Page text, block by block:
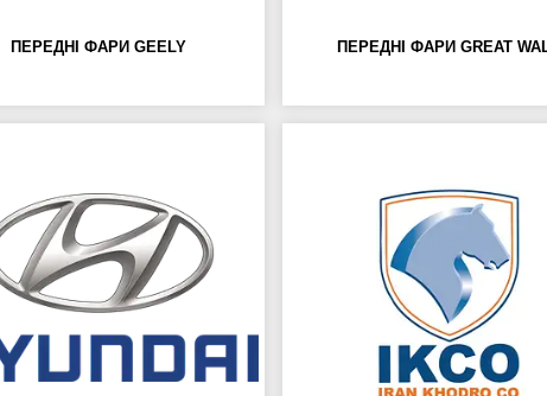
ПЕРЕДНІ ФАРИ GEELY ПЕРЕДНІ ФАРИ GREAT